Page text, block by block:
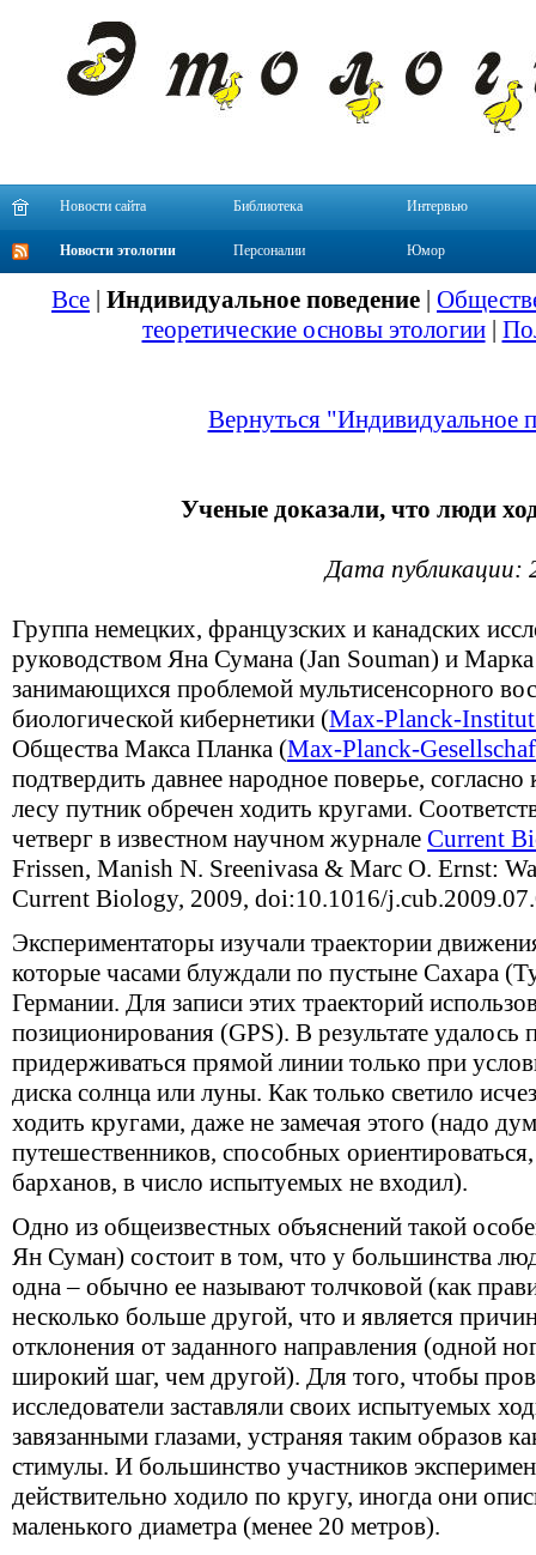
Новости сайта Библиотека Интервью
Новости этологии Персоналии Юмор
Все | Индивидуальное поведение |
теоретические основы этологии|
Вернуться "Индивидуальное
Ученые доказали, что люди
Дата публикации:
Группа немецких, французских и канадских
руководством Яна Сумана (Jan Souman) и
занимающихся проблемой мультисенсорного
биологической кибернетики (Max-Planck-
Общества Макса Планка (Max-Planck-
подтвердить давнее народное поверье,
лесу путник обречен ходить кругами.
четверг в известном научном журнале Current
Frissen, Manish N. Sreenivasa & Marc O. Ernst:
Current Biology, 2009, doi:10.1016/
Экспериментаторы изучали траектории
которые часами блуждали по пустыне Сахара
Германии. Для записи этих траекторий
позиционирования (GPS). В результате
придерживаться прямой линии только при
диска солнца или луны. Как только светило
ходить кругами, даже не замечая этого (надо
путешественников, способных
барханов, в число испытуемых не входил).
Одно из общеизвестных объяснений такой
Ян Суман) состоит в том, что у большинства
одна – обычно ее называют толчковой (как
несколько больше другой, что и является
отклонения от заданного направления (одной
широкий шаг, чем другой). Для того, чтобы
исследователи заставляли своих испытуемых
завязанными глазами, устраняя таким образов
стимулы. И большинство участников
действительно ходило по кругу, иногда они
маленького диаметра (менее 20 метров).